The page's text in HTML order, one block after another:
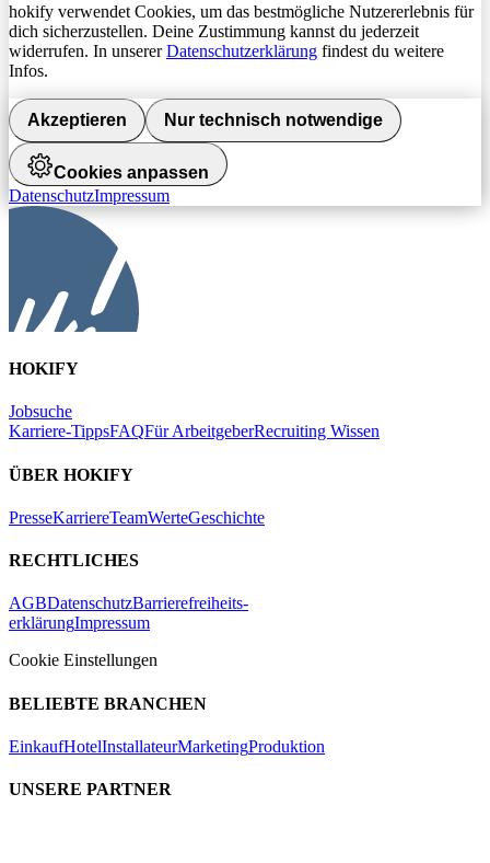
hokify verwendet Cookies, um das bestmögliche Nutzererlebnis für
dich sicherzustellen. Deine Zustimmung kannst du jederzeit
widerrufen. In unsererDatenschutzerklärung findest du weitere
Infos.
Akzeptieren Nur technisch notwendige
Cookies anpassen
DatenschutzImpressum
HOKIFY
Jobsuche
Karriere-TippsFAQFür ArbeitgeberRecruiting Wissen
ÜBER HOKIFY
PresseKarriereTeamWerteGeschichte
RECHTLICHES
AGBDatenschutzBarrierefreiheits-
erklärungImpressum
Cookie Einstellungen
BELIEBTE BRANCHEN
EinkaufHotelInstallateurMarketingProduktion
UNSERE PARTNER